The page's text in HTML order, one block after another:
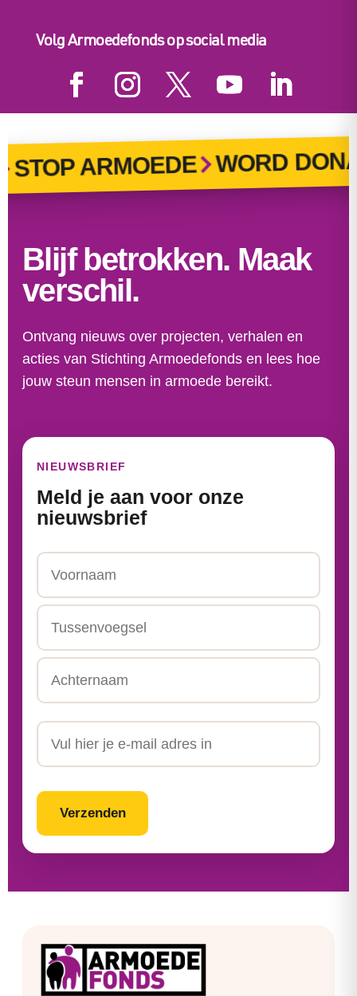
Volg Armoedefonds op social media
STOP ARMOEDE WORD
Blijf betrokken. Maak
verschil.
Ontvang nieuws over projecten, verhalen en
acties van Stichting Armoedefonds en lees hoe
jouw steun mensen in armoede bereikt.
NIEUWSBRIEF
Meld je aan voor onze
nieuwsbrief
Voornaam
Tussenvoegsel
Achternaam
CAPTCHA